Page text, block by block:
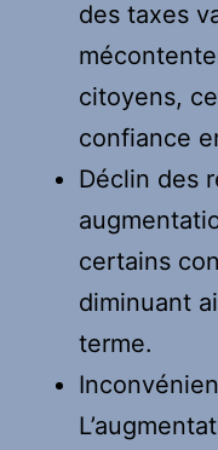
des taxes
citoyens,
confiance
Déclin des
certains
diminuant
terme.